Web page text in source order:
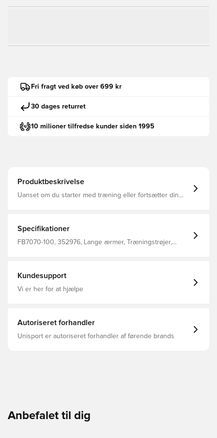
Fri fragt ved køb over 699 kr
30 dages returret
10 milioner tilfredse kunder siden 1995
Produktbeskrivelse
Uanset om du starter med træning eller fortsætter din
vores UV-beskyttelse betyder, at du kan træne sikkert i
solen, hvor du er tildækket.
Specifikationer
FB7070-100, 352976, Lange ærmer, Træningstrøjer,
Kundesupport
Vi er her for at hjælpe
Autoriseret forhandler
Unisport er autoriseret forhandler af førende brands
Anbefalet til dig